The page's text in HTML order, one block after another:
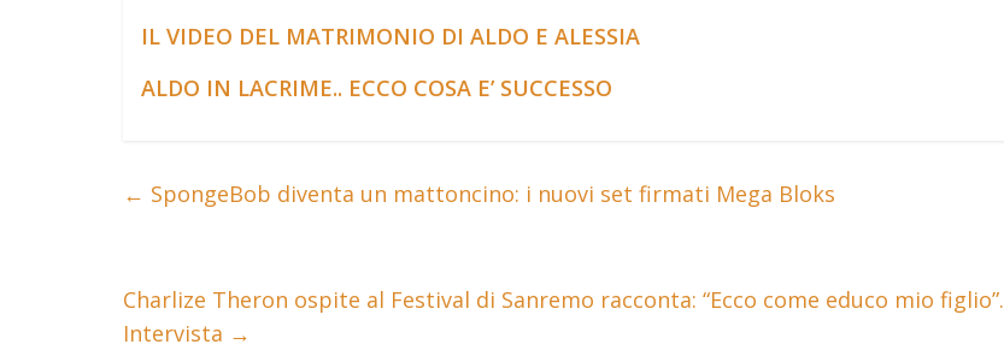
IL VIDEO DEL MATRIMONIO DI ALDO E ALESSIA
ALDO IN LACRIME.. ECCO COSA E’ SUCCESSO
← SpongeBob diventa un mattoncino: i nuovi set firmati Mega Bloks
Charlize Theron ospite al Festival di Sanremo racconta: “Ecco come educo mio figlio”.
Intervista →